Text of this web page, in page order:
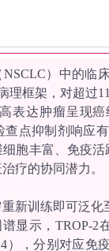
）中的临
框架，对超过
表达肿瘤呈现
查点抑制剂响应
胞丰富、免疫
疗的协同潜力。
新训练即可泛化
显示，TROP-
），分别对应免